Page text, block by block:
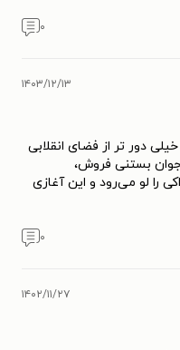
۰
۱۴۰۳/۱۲/۱۳
دور تر از فضای انقلابی
بستنی فروش،
را لو می‌رود و این آغازی
۰
۱۴۰۲/۱۱/۲۷